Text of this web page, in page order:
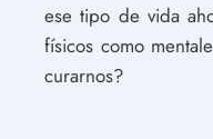
ese tipo de vida
físicos como
curarnos?